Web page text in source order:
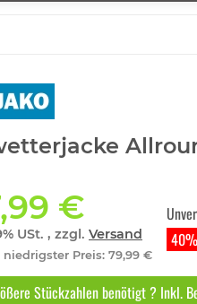
€
USt. , zzgl. Versand
niedrigster Preis: 79,99 €
Stückzahlen benötigt ? Inkl.